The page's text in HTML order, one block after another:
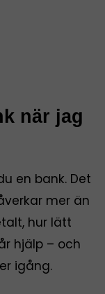
när jag
en bank. Det
mer än
hur lätt
hjälp – och
igång.